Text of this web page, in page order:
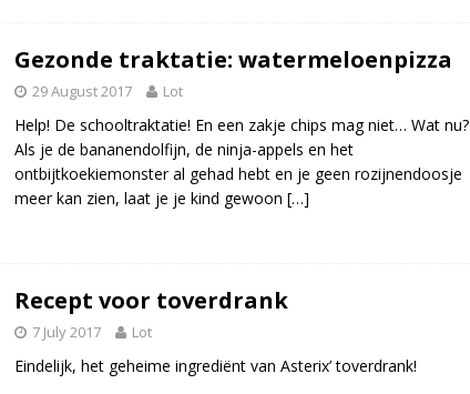
Gezonde traktatie: watermeloenpizza
29 August 2017 Lot
Help! De schooltraktatie! En een zakje chips mag niet… Wat nu?
Als je de bananendolfijn, de ninja-appels en het
ontbijtkoekiemonster al gehad hebt en je geen rozijnendoosje
meer kan zien, laat je je kind gewoon […]
Recept voor toverdrank
7 July 2017 Lot
Eindelijk, het geheime ingrediënt van Asterix’ toverdrank!